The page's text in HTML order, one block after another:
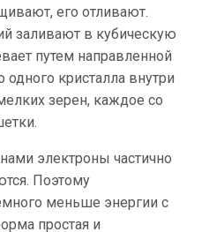
его отливают.
заливают в кубическую
путем направленной
одного кристалла внутри
зерен, каждое со
электроны частично
Поэтому
меньше энергии с
простая и